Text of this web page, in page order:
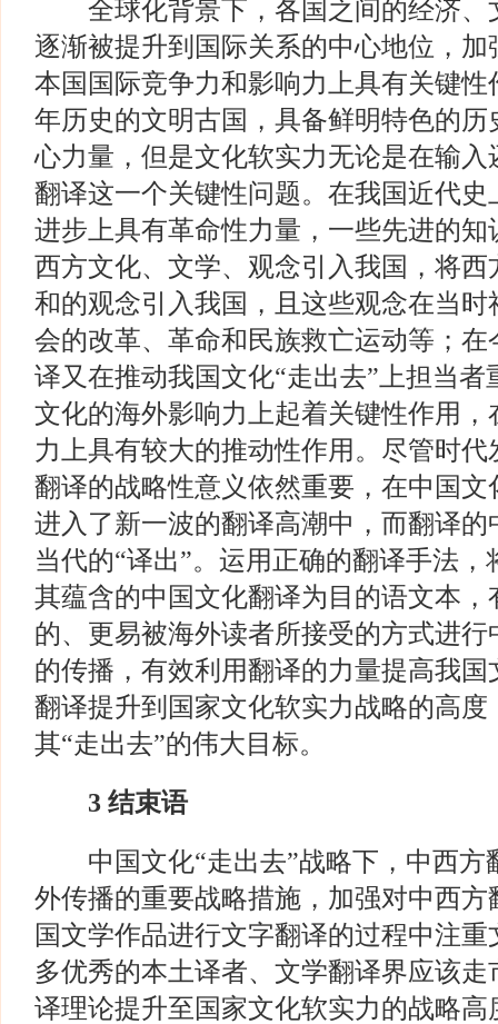
全球化背景下，各国之间的经济、
逐渐被提升到国际关系的中心地位，
本国国际竞争力和影响力上具有关键
年历史的文明古国，具备鲜明特色的
心力量，但是文化软实力无论是在输
翻译这一个关键性问题。在我国近代
进步上具有革命性力量，一些先进的
西方文化、文学、观念引入我国，将
和的观念引入我国，且这些观念在当
会的改革、革命和民族救亡运动等；
译又在推动我国文化“走出去”上担当
文化的海外影响力上起着关键性作用
力上具有较大的推动性作用。尽管时
翻译的战略性意义依然重要，在中国文
进入了新一波的翻译高潮中，而翻译的
当代的“译出”。运用正确的翻译手法
其蕴含的中国文化翻译为目的语文本
的、更易被海外读者所接受的方式进
的传播，有效利用翻译的力量提高我
翻译提升到国家文化软实力战略的高
其“走出去”的伟大目标。
3 结束语
中国文化“走出去”战略下，中西方
外传播的重要战略措施，加强对中西
国文学作品进行文字翻译的过程中注
多优秀的本土译者、文学翻译界应该
译理论提升至国家文化软实力的战略